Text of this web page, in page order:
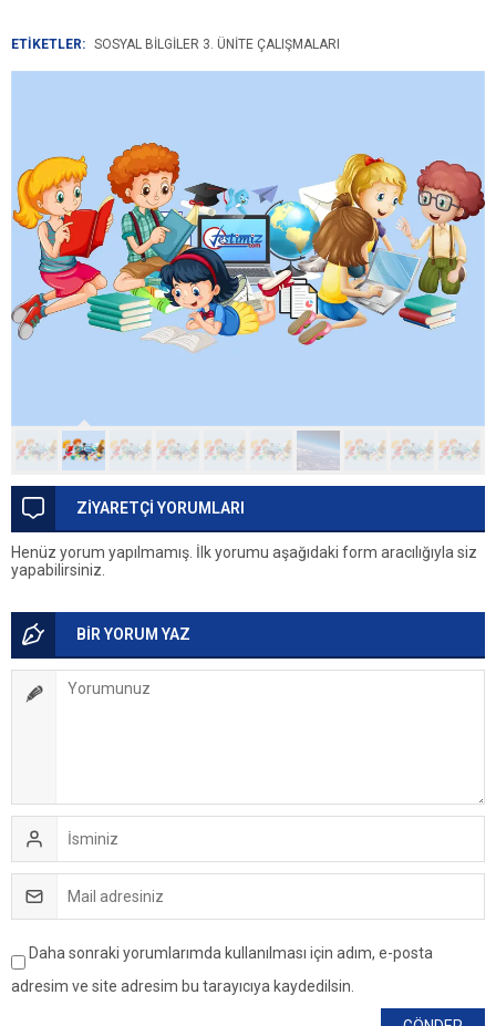
ETİKETLER: SOSYAL BILGILER 3. ÜNITE ÇALIŞMALARI
ZİYARETÇİ YORUMLARI
Henüz yorum yapılmamış. İlk yorumu aşağıdaki form aracılığıyla siz
yapabilirsiniz.
BİR YORUM YAZ
Daha sonraki yorumlarımda kullanılması için adım, e-posta
adresim ve site adresim bu tarayıcıya kaydedilsin.